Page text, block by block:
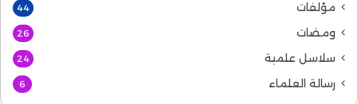
مؤلفات 44
ومضات 26
سلاسل علمية 24
رسالة العلماء 6